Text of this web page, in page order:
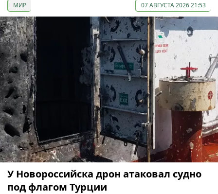
МИР 07 АВГУСТА 2026 21:53
У Новороссийска дрон атаковал судно
под флагом Турции